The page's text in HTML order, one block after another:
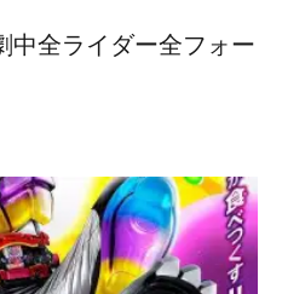
中全ライダー全フォー